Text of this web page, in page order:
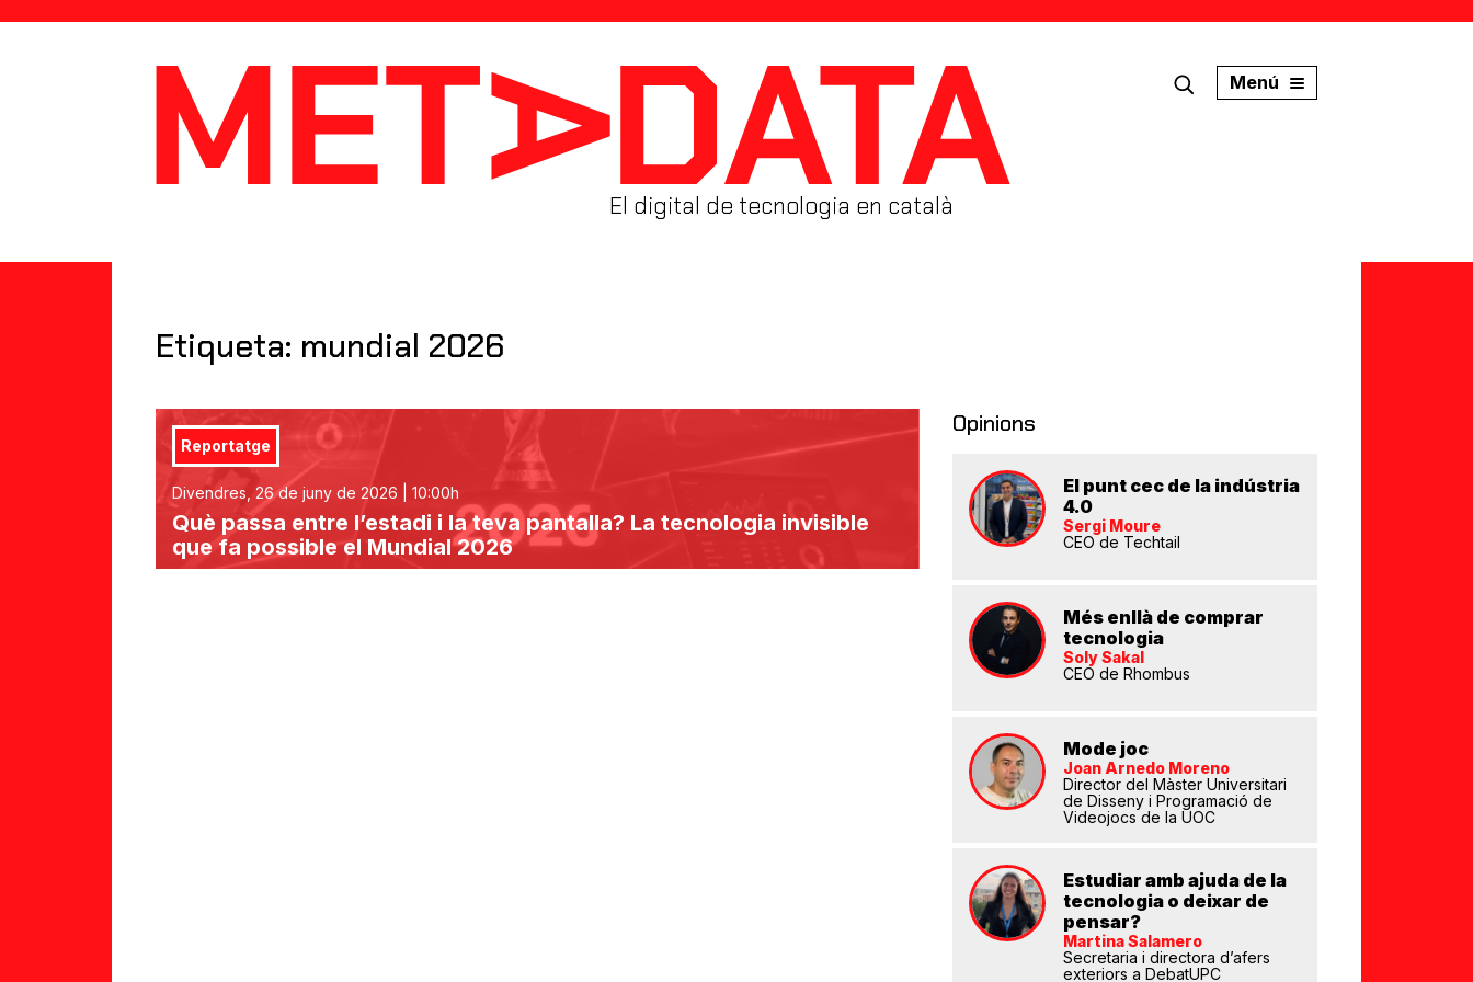
MetaData
El digital de tecnologia en català
Menú
Etiqueta: mundial 2026
Reportatge
Divendres, 26 de juny de 2026 | 10:00h
Què passa entre l’estadi i la teva pantalla? La tecnologia invisible
que fa possible el Mundial 2026
Opinions
El punt cec de la indústria
4.0
Sergi Moure
CEO de Techtail
Més enllà de comprar
tecnologia
Soly Sakal
CEO de Rhombus
Mode joc
Joan Arnedo Moreno
Director del Màster Universitari
de Disseny i Programació de
Videojocs de la UOC
Estudiar amb ajuda de la
tecnologia o deixar de
pensar?
Martina Salamero
Secretaria i directora d’afers
exteriors a DebatUPC